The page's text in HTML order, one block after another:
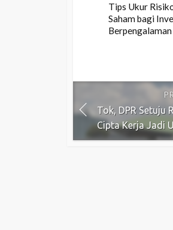
Tips Ukur
Saham bagi
Berpengalaman
Tok, DPR Setuju
Cipta Kerja Jadi